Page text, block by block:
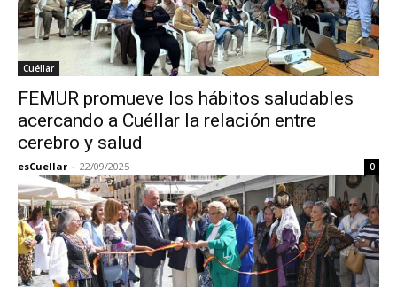
Cuéllar
FEMUR promueve los hábitos saludables
acercando a Cuéllar la relación entre
cerebro y salud
esCuellar - 22/09/2025 0